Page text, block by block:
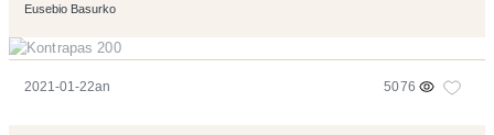
Eusebio Basurko
2021-01-22an 5076